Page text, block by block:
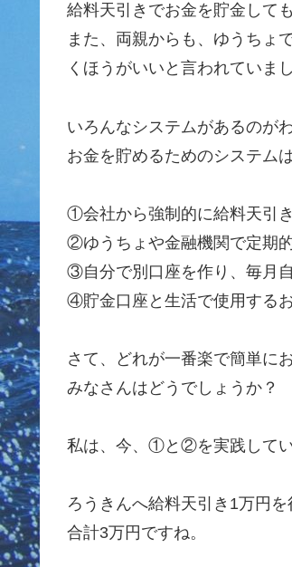
給料天引きでお金を貯金して
また、両親からも、ゆうちょ
くほうがいいと言われていまし
いろんなシステムがあるのが
お金を貯めるためのシステム
①会社から強制的に給料天引
②ゆうちょや金融機関で定期
③自分で別口座を作り、毎月
④貯金口座と生活で使用する
さて、どれが一番楽で簡単に
みなさんはどうでしょうか？
私は、今、①と②を実践してい
ろうきんへ給料天引き1万円
合計3万円ですね。